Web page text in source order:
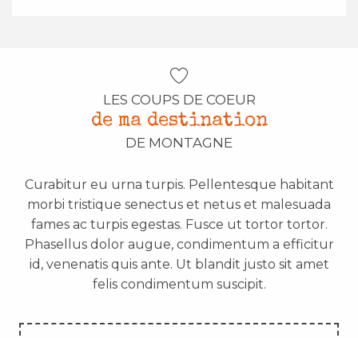
LES COUPS DE COEUR
de ma destination
DE MONTAGNE
Curabitur eu urna turpis. Pellentesque habitant
morbi tristique senectus et netus et malesuada
fames ac turpis egestas. Fusce ut tortor tortor.
Phasellus dolor augue, condimentum a efficitur
id, venenatis quis ante. Ut blandit justo sit amet
felis condimentum suscipit.